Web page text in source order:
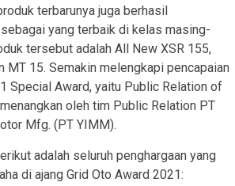
terbarunya juga berhasil
yang terbaik di kelas masing-
tersebut adalah All New XSR 155,
MT 15. Semakin melengkapi pencapaian
Special Award, yaitu Public Relation of
oleh tim Public Relation PT
Mfg. (PT YIMM).
adalah seluruh penghargaan yang
di ajang Grid Oto Award 2021: